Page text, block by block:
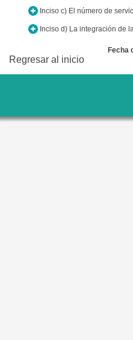
Inciso c) El número de
Inciso d) La integración de
Fecha
Regresar al inicio